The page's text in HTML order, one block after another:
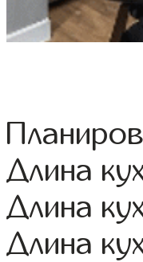
Длина
Длина
Длина